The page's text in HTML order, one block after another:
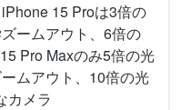
15 Proは3倍の
ームアウト、6倍の
Pro Maxのみ5倍の光
ムアウト、10倍の光
カメラ